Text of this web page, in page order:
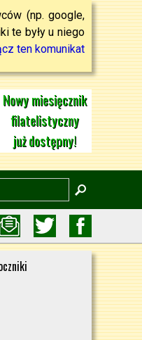
(np. google,
te były u niego
ten komunikat
Nowy miesięcznik
filatelistyczny
już dostępny!